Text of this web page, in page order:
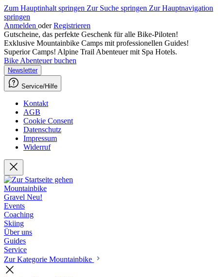
Zum Hauptinhalt springen Zur Suche springen Zur Hauptnavigation
springen
Anmelden oder Registrieren
Gutscheine, das perfekte Geschenk für alle Bike-Piloten!
Exklusive Mountainbike Camps mit professionellen Guides!
Superior Camps! Alpine Trail Abenteuer mit Spa Hotels.
Bike Abenteuer buchen
Newsletter
Service/Hilfe
Kontakt
AGB
Cookie Consent
Datenschutz
Impressum
Widerruf
Mountainbike
Gravel Neu!
Events
Coaching
Skiing
Über uns
Guides
Service
Zur Kategorie Mountainbike